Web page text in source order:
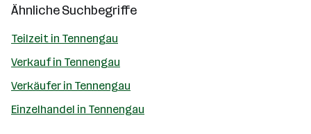
Ähnliche Suchbegriffe
Teilzeit in Tennengau
Verkauf in Tennengau
Verkäufer in Tennengau
Einzelhandel in Tennengau